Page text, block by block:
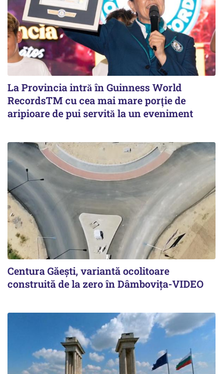
La Provincia intră în Guinness World
RecordsTM cu cea mai mare porție de
aripioare de pui servită la un eveniment
Centura Găești, variantă ocolitoare
construită de la zero în Dâmbovița-VIDEO